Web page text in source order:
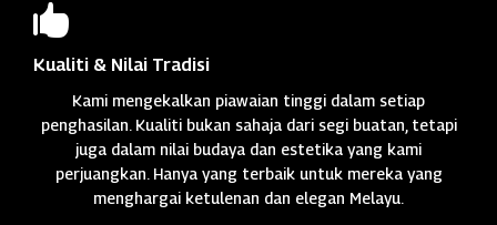

Kualiti & Nilai Tradisi
Kami mengekalkan piawaian tinggi dalam setiap
penghasilan. Kualiti bukan sahaja dari segi buatan, tetapi
juga dalam nilai budaya dan estetika yang kami
perjuangkan. Hanya yang terbaik untuk mereka yang
menghargai ketulenan dan elegan Melayu.